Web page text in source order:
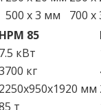
500 x 3 мм 700
HPM 85
7.5 кВт
кг
2250x950x1920 мм
т